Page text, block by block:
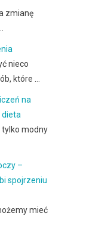
zmianę
nieco
które …
na
dieta
tylko modny
–
spojrzeniu
mieć